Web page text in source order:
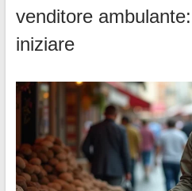
venditore
iniziare